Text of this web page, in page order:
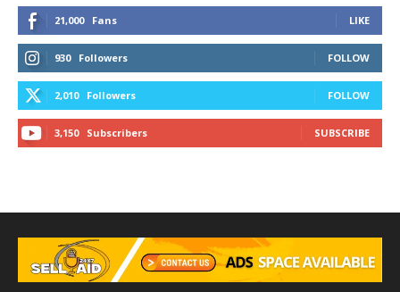
21,000 Fans LIKE
930 Followers FOLLOW
2,010 Followers FOLLOW
3,150 Subscribers SUBSCRIBE